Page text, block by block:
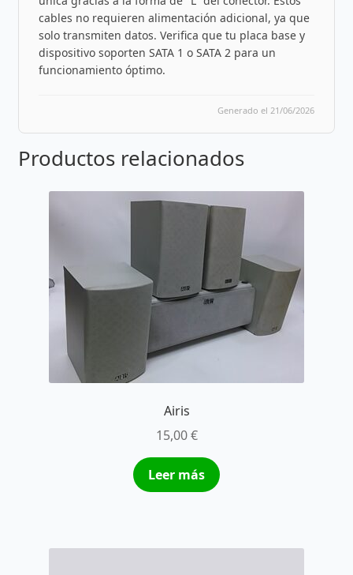
cables no requieren alimentación adicional, ya que
solo transmiten datos. Verifica que tu placa base y
dispositivo soporten SATA 1 o SATA 2 para un
funcionamiento óptimo.
Generado el 21/06/2026
Productos relacionados
Airis
15,00€
Leer más